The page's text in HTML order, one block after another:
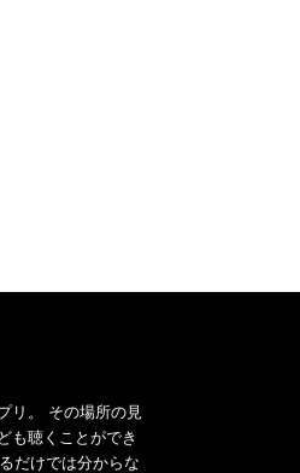
リ。 その場所の見
も聴くことができ
だけでは分からな